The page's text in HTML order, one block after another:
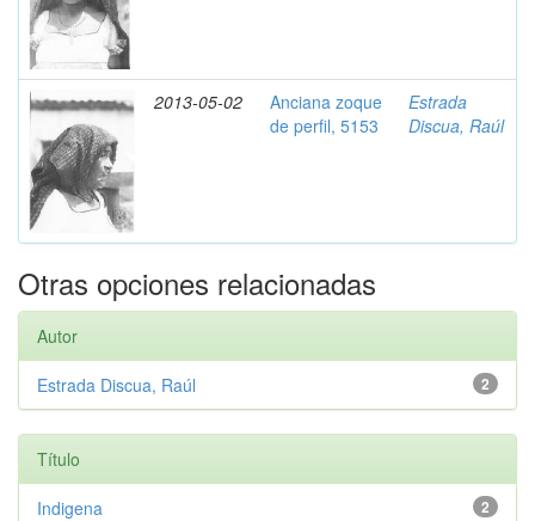
2013-05-02
Anciana zoque
de perfil, 5153
Estrada
Discua, Raúl
Otras opciones relacionadas
Autor
2
Estrada Discua, Raúl
Título
2
Indigena